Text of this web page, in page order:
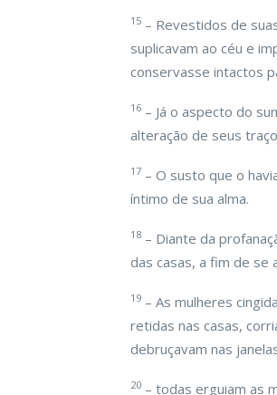
15 – Revestidos de
suplicavam ao céu e
conservasse intactos
16 – Já o aspecto do
alteração de seus
17 – O susto que o
íntimo de sua alma.
18 – Diante da
das casas, a fim de se
19 – As mulheres
retidas nas casas,
debruçavam nas
20 – todas erguiam as